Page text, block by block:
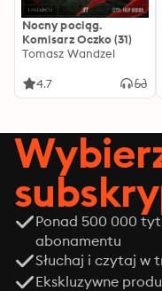
Nocny pociąg.
Komisarz Oczko (31)
Tomasz Wandzel
4.7
Ponad 500 000
abonamentu
Słuchaj i czytaj w
Ekskluzywne